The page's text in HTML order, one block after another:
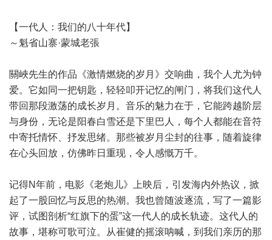
【一代人：我们的八十年代】
～魁省山寨·蒙城老張
關峽先生的作品《激情燃烧的岁月》交响曲，我个人尤为钟
爱。它如同一把钥匙，轻轻叩开记忆的闸门，将我们这代人
带回那段激荡的成长岁月。音乐的魅力在于，它能跨越阶层
与身份，无论是阳春白雪还是下里巴人，每个人都能在音符
中寄托情怀、抒发思绪。那些被岁月尘封的往事，随着旋律
在心头回放，仿佛昨日重现，令人感慨万千。
记得N年前，电影《老炮儿》上映后，引发海内外热议，掀
起了一股回忆与反思的热潮。我也曾随波逐流，写了一篇影
评，试图剖析“红旗下的蛋”这一代人的成长轨迹。这代人的
故事，堪称可歌可泣。从崔健的摇滚呐喊，到我们亲历的那